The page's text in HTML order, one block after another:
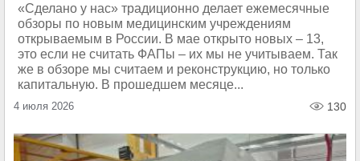
«Сделано у нас» традиционно делает ежемесячные
обзоры по новым медицинским учреждениям
открываемым в России. В мае открыто новых – 13,
это если не считать ФАПы – их мы не учитываем. Так
же в обзоре мы считаем и реконструкцию, но только
капитальную. В прошедшем месяце...
4 июля 2026 130